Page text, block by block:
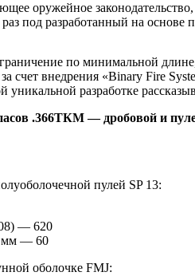
оружейное
под разработанный на
по минимальной
счет внедрения «Binary Fire
разработке
.366ТКМ — дробовой и
пулей SP 13:
— 620
мм — 60
оболочке FMJ: